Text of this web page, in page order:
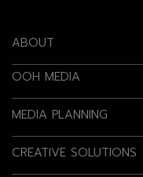
ABOUT
OOH MEDIA
MEDIA PLANNING
CREATIVE SOLUTIONS